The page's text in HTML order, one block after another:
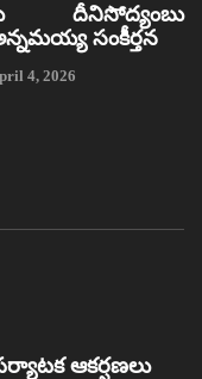
దీనిసోద్యంబు
సంకీర్తన
4, 2026
ఆకర్షణలు